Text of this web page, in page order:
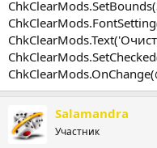
Salamandra
Участник